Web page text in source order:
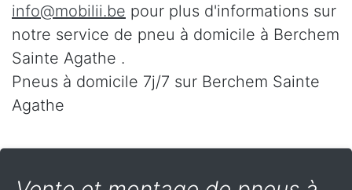
info@mobilii.be pour plus d'informations sur
notre service de pneu à domicile à Berchem
Sainte Agathe .
Pneus à domicile 7j/7 sur Berchem Sainte
Agathe